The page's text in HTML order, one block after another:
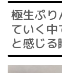
極生ぷり
ていく
と感じる